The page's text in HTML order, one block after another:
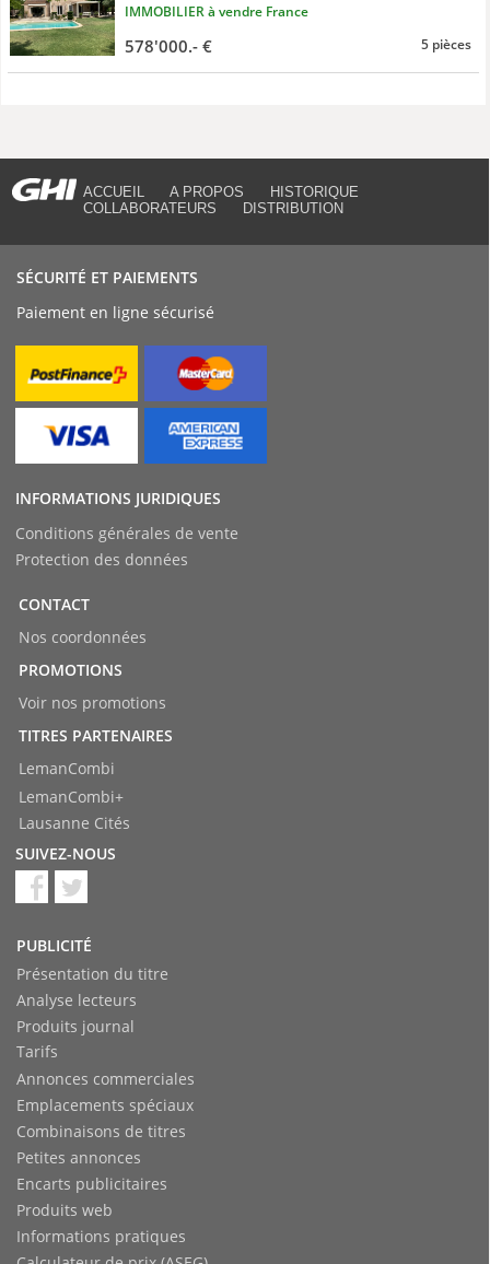
IMMOBILIER à vendre France
578'000.- € 5 pièces
ACCUEIL A PROPOS
HISTORIQUE
COLLABORATEURS
DISTRIBUTION
PUBLICITÉ
Présentation du titre
Analyse lecteurs
Produits journal
Tarifs
Annonces commerciales
Emplacements spéciaux
Combinaisons de titres
Petites annonces
Encarts publicitaires
Produits web
Informations pratiques
SÉCURITÉ ET PAIEMENTS
Paiement en ligne sécurisé
INFORMATIONS JURIDIQUES
Conditions générales de vente
Protection des données
CONTACT
Nos coordonnées
PROMOTIONS
Voir nos promotions
TITRES PARTENAIRES
LemanCombi
LemanCombi+
Lausanne Cités
SUIVEZ-NOUS